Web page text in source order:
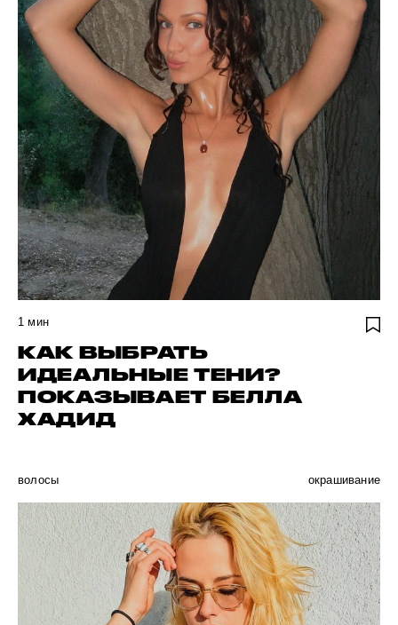
1 мин
КАК ВЫБРАТЬ
ИДЕАЛЬНЫЕ ТЕНИ?
ПОКАЗЫВАЕТ БЕЛЛА
ХАДИД
волосы окрашивание